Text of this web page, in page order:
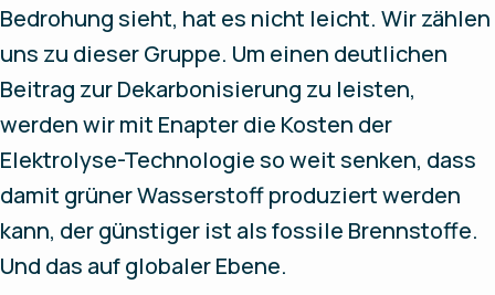
Bedrohung sieht, hat es nicht leicht. Wir zählen
uns zu dieser Gruppe. Um einen deutlichen
Beitrag zur Dekarbonisierung zu leisten,
werden wir mit Enapter die Kosten der
Elektrolyse-Technologie so weit senken, dass
damit grüner Wasserstoff produziert werden
kann, der günstiger ist als fossile Brennstoffe.
Und das auf globaler Ebene.